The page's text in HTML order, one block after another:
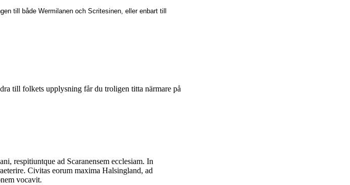
till både Wermilanen och Scritesinen, eller enbart till
till folkets upplysning får du troligen titta närmare på
respitiuntque ad Scaranensem ecclesiam. In
Civitas eorum maxima Halsingland, ad
vocavit.